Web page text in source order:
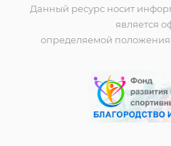
Данный ресурс носит
является
определяемой